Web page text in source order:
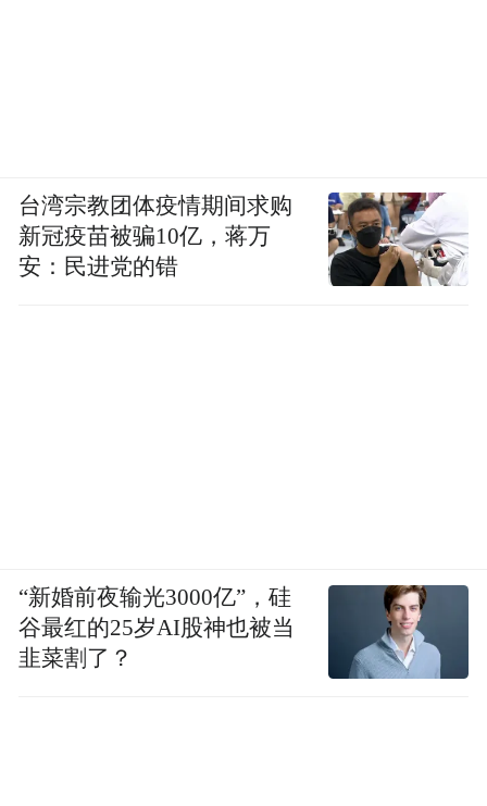
台湾宗教团体疫情期间求购
新冠疫苗被骗10亿，蒋万
安：民进党的错
“新婚前夜输光3000亿”，硅
谷最红的25岁AI股神也被当
韭菜割了？